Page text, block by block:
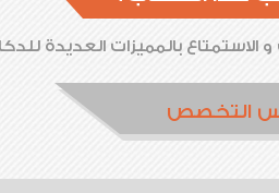
بالمميزات العديدة
التخصص